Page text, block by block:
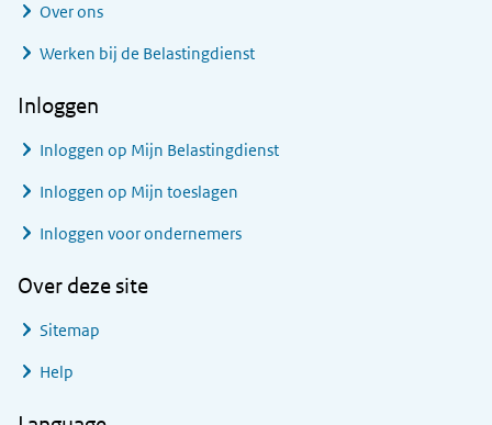
Over ons
Werken bij de Belastingdienst
Inloggen
Inloggen op Mijn Belastingdienst
Inloggen op Mijn toeslagen
Inloggen voor ondernemers
Over deze site
Sitemap
Help